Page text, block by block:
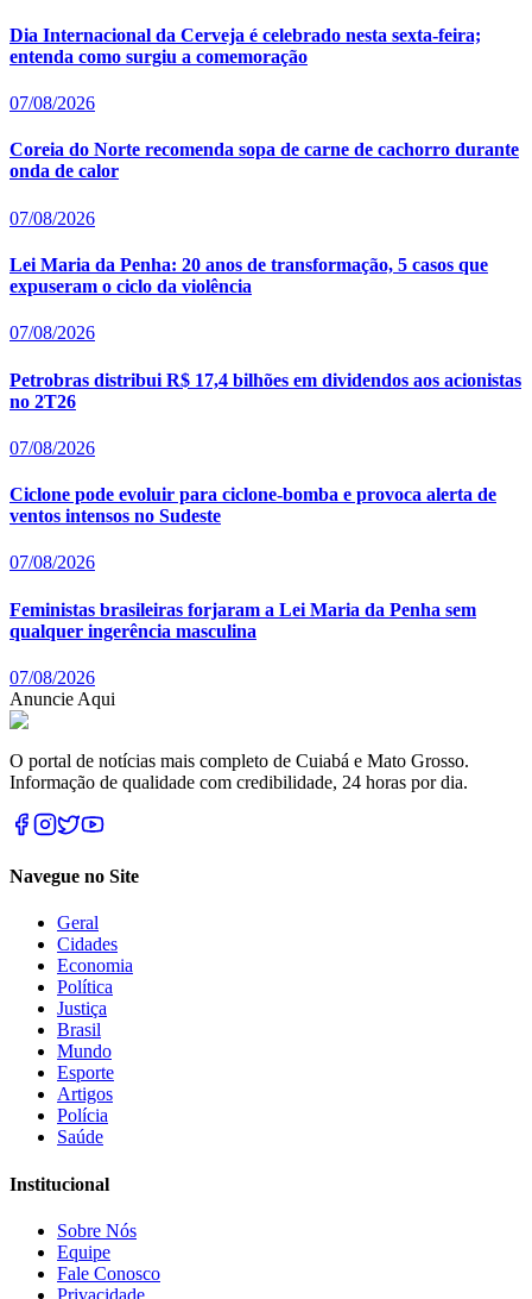
Dia Internacional da Cerveja é celebrado nesta sexta-feira;
entenda como surgiu a comemoração
07/08/2026
Coreia do Norte recomenda sopa de carne de cachorro durante
onda de calor
07/08/2026
Lei Maria da Penha: 20 anos de transformação, 5 casos que
expuseram o ciclo da violência
07/08/2026
Petrobras distribui R$ 17,4 bilhões em dividendos aos acionistas
no 2T26
07/08/2026
Ciclone pode evoluir para ciclone-bomba e provoca alerta de
ventos intensos no Sudeste
07/08/2026
Feministas brasileiras forjaram a Lei Maria da Penha sem
qualquer ingerência masculina
07/08/2026
Anuncie Aqui
O portal de notícias mais completo de Cuiabá e Mato Grosso.
Informação de qualidade com credibilidade, 24 horas por dia.
Navegue no Site
Geral
Cidades
Economia
Política
Justiça
Brasil
Mundo
Esporte
Artigos
Polícia
Saúde
Institucional
Sobre Nós
Equipe
Fale Conosco
Privacidade